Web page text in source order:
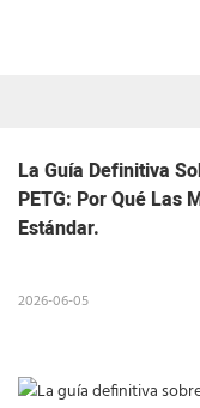
La Guía Definitiva
PETG: Por Qué Las
Estándar.
2026-06-05